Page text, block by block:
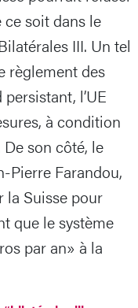
soit dans le
III. Un tel
règlement des
l’UE
à condition
son côté, le
Pierre Farandou,
la Suisse pour
que le système
par an» à la